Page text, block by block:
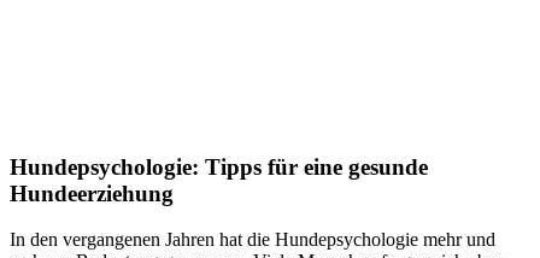
Hundepsychologie: Tipps für eine gesunde
Hundeerziehung
In den vergangenen Jahren hat die Hundepsychologie mehr und